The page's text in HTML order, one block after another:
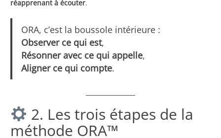
réapprenant à écouter.
ORA, c’est la boussole intérieure :
Observer ce qui est,
Résonner avec ce qui appelle,
Aligner ce qui compte.
2. Les trois étapes de la
méthode ORA™